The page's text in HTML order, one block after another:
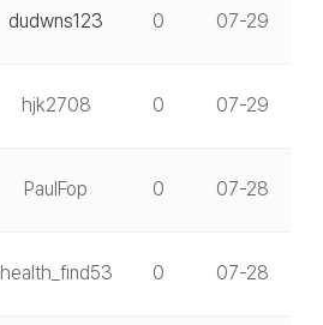
dudwns123 0 07-29
hjk2708 0 07-29
PaulFop 0 07-28
health_find53 0 07-28